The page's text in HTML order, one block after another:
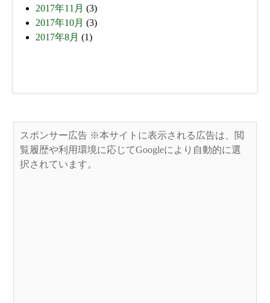
2017年11月 (3)
2017年10月 (3)
2017年8月 (1)
スポンサー広告 ※本サイトに表示される広告は、閲
覧履歴や利用環境に応じてGoogleにより自動的に選
択されています。